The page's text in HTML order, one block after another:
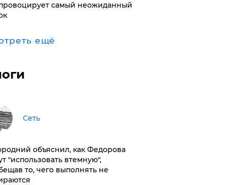
самый неожиданный
ещё
Сеть
объяснил, как Федорова
"использовать втемную",
то, чего выполнять не